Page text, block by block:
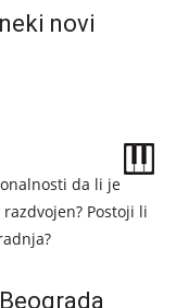
novi
da li je
Postoji li